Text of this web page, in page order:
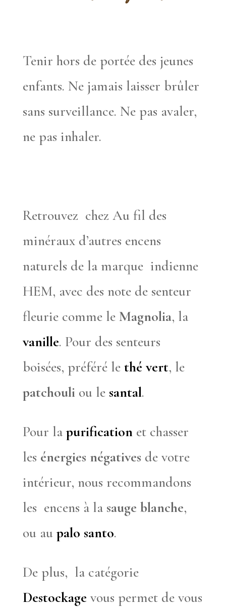
Tenir hors de portée des jeunes
enfants. Ne jamais laisser brûler
sans surveillance. Ne pas avaler,
ne pas inhaler.
Retrouvez chez Au fil des
minéraux d’autres encens
naturels de la marque indienne
HEM, avec des note de senteur
fleurie comme le Magnolia, la
vanille. Pour des senteurs
boisées, préféré le thé vert, le
patchouliou le santal.
Pour lapurificationet chasser
les énergies négatives de votre
intérieur, nous recommandons
les encens à la sauge blanche,
ou aupalo santo.
De plus, la catégorie
Destockage vous permet de vous